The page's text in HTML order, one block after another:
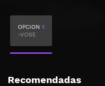
OPCION 1
-VOSE
Recomendadas